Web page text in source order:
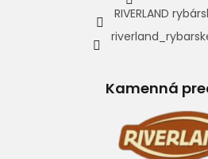
RIVERLAND
Kamenná